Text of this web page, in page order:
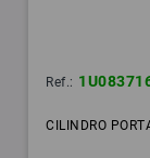
Ref.:
CILINDRO